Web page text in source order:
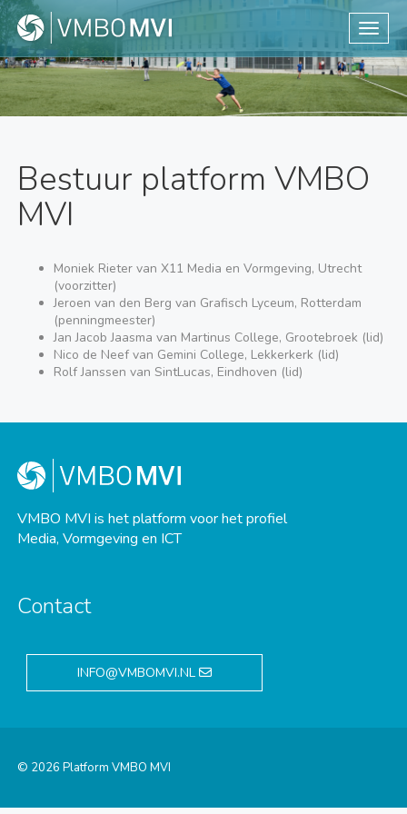
Bestuur platform VMBO
MVI
Moniek Rieter van X11 Media en Vormgeving, Utrecht
(voorzitter)
Jeroen van den Berg van Grafisch Lyceum, Rotterdam
(penningmeester)
Jan Jacob Jaasma van Martinus College, Grootebroek (lid)
Nico de Neef van Gemini College, Lekkerkerk (lid)
Rolf Janssen van SintLucas, Eindhoven (lid)
VMBO MVI is het platform voor het profiel
Media, Vormgeving en ICT
Contact
INFO@VMBOMVI.NL
© 2026 Platform VMBO MVI